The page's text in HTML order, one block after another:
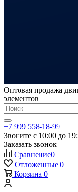
Оптовая продажа
элементов
+7 999 558-18-99
Звоните с 10:00 до
Заказать звонок
Сравнение0
Отложенные 0
Корзина 0